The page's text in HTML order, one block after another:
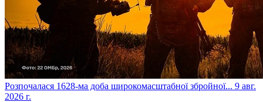
​Розпочалася 1628-ма доба широкомасштабної збройної... 9 авг.
2026 г.